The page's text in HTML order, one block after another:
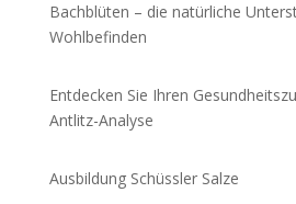
Bachblüten – die natürliche
Wohlbefinden
Entdecken Sie Ihren
Antlitz-Analyse
Ausbildung Schüssler Salze